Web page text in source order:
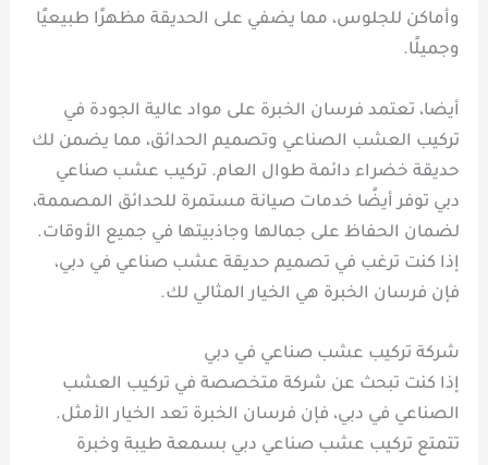
وأماكن للجلوس، مما يضفي على الحديقة مظهرًا طبيعيًا
وجميلًا.
أيضا، تعتمد فرسان الخبرة على مواد عالية الجودة في
تركيب العشب الصناعي وتصميم الحدائق، مما يضمن لك
حديقة خضراء دائمة طوال العام. تركيب عشب صناعي
دبي توفر أيضًا خدمات صيانة مستمرة للحدائق المصممة،
لضمان الحفاظ على جمالها وجاذبيتها في جميع الأوقات.
إذا كنت ترغب في تصميم حديقة عشب صناعي في دبي،
فإن فرسان الخبرة هي الخيار المثالي لك.
شركة تركيب عشب صناعي في دبي
إذا كنت تبحث عن شركة متخصصة في تركيب العشب
الصناعي في دبي، فإن فرسان الخبرة تعد الخيار الأمثل.
تتمتع تركيب عشب صناعي دبي بسمعة طيبة وخبرة